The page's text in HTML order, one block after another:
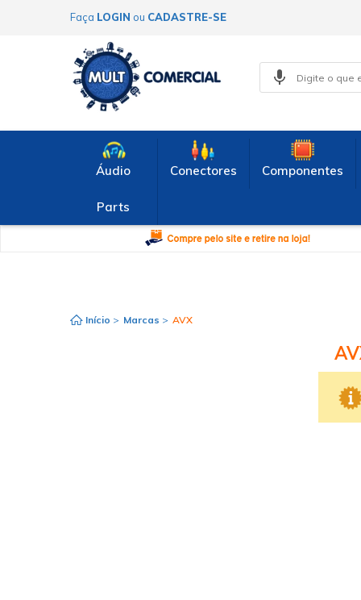
Faça LOGIN ou CADASTRE-SE
Áudio
Parts
Conectores Componentes
Início > Marcas > AVX